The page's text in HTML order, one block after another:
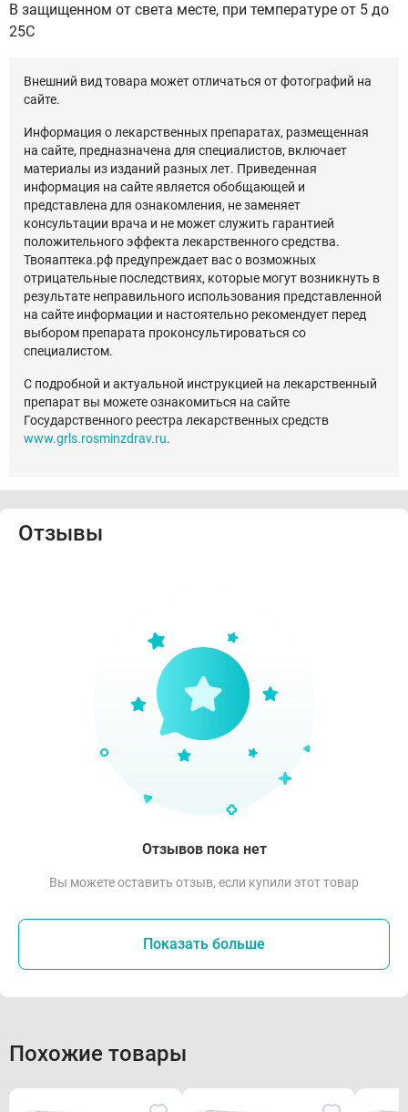
В защищенном от света месте, при температуре от 5 до
25С
Внешний вид товара может отличаться от фотографий на
сайте.
Информация о лекарственных препаратах, размещенная
на сайте, предназначена для специалистов, включает
материалы из изданий разных лет. Приведенная
информация на сайте является обобщающей и
представлена для ознакомления, не заменяет
консультации врача и не может служить гарантией
положительного эффекта лекарственного средства.
Твояаптека.рф предупреждает вас о возможных
отрицательные последствиях, которые могут возникнуть в
результате неправильного использования представленной
на сайте информации и настоятельно рекомендует перед
выбором препарата проконсультироваться со
специалистом.
С подробной и актуальной инструкцией на лекарственный
препарат вы можете ознакомиться на сайте
Государственного реестра лекарственных средств
www.grls.rosminzdrav.ru.
Отзывы
Отзывов пока нет
Вы можете оставить отзыв, если купили этот товар
Показать больше
Похожие товары